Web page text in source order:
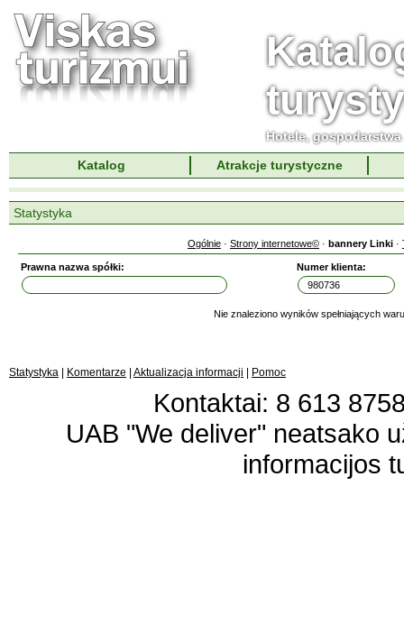
Hotele,
Katalog
Atrakcje turystyczne
Statystyka
Ogólnie · Strony internetowe© · bannery Linki ·
Prawna nazwa spółki: Numer klienta:
Nie znaleziono wyników spełniających
Statystyka Komentarze Aktualizacja informacji Pomoc
Kontaktai: 8 613
UAB "We deliver" neatsako
informacijos